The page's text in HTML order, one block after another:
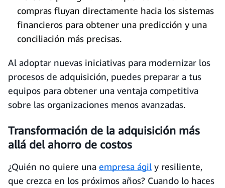
compras fluyan directamente hacia los sistemas
financieros para obtener una predicción y una
conciliación más precisas.
Al adoptar nuevas iniciativas para modernizar los
procesos de adquisición, puedes preparar a tus
equipos para obtener una ventaja competitiva
sobre las organizaciones menos avanzadas.
Transformación de la adquisición más
allá del ahorro de costos
¿Quién no quiere una empresa ágil y resiliente,
que crezca en los próximos años? Cuando lo haces